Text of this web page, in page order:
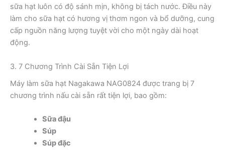
sữa hạt luôn có độ sánh mịn, không bị tách nước. Điều này
làm cho sữa hạt có hương vị thơm ngon và bổ dưỡng, cung
cấp nguồn năng lượng tuyệt vời cho một ngày dài hoạt
động.
3. 7 Chương Trình Cài Sẵn Tiện Lợi
Máy làm sữa hạt Nagakawa NAG0824 được trang bị 7
chương trình nấu cài sẵn rất tiện lợi, bao gồm:
Sữa đậu
Súp
Súp đặc